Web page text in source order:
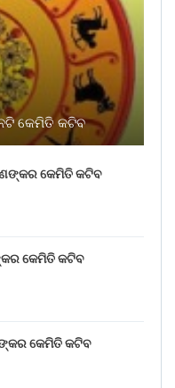
କେମିତି କଟିବ
କେମିତି କଟିବ
କେମିତି କଟିବ
କେମିତି କଟିବ